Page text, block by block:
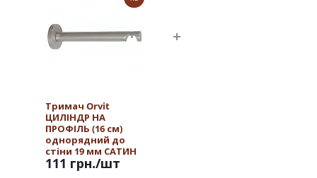
Тримач Orvit
ЦИЛІНДР НА
ПРОФІЛЬ (16 см)
однорядний до
стіни 19 мм САТИН
111 грн./шт